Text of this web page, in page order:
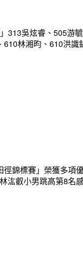
313吳炫睿、505游
林湘昀、610洪
錦標賽」榮獲多
汯叡小男跳高第8名